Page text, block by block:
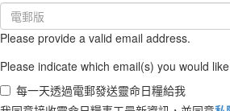
Email
(required)
Please provide a valid email address.
Please indicate which email(s) you would
每一天透過電郵發送靈命日糧給我